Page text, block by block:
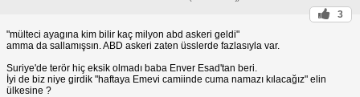
3
"mülteci ayagına kim bilir kaç milyon abd askeri geldi"
amma da sallamışsın. ABD askeri zaten üsslerde fazlasıyla var.
Suriye'de terör hiç eksik olmadı baba Enver Esad'tan beri.
İyi de biz niye girdik "haftaya Emevi camiinde cuma namazı kılacağız" elin
ülkesine ?